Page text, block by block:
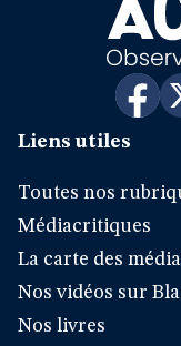
Liens utiles
Toutes nos
Médiacritiques
La carte des
Nos vidéos sur
Nos livres